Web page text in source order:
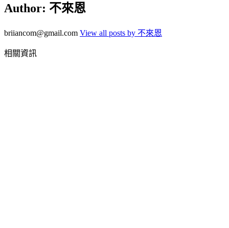
Author: 不來恩
briiancom@gmail.com View all posts by 不來恩
相關資訊